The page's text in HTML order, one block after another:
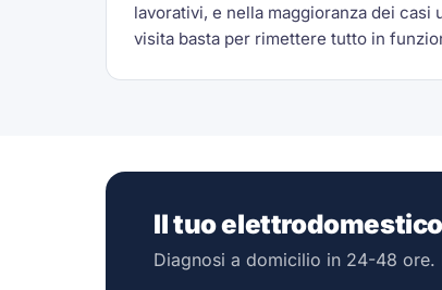
lavorativi, e nella maggioranza dei casi
visita basta per rimettere tutto in
Il tuo
Diagnosi a domicilio in 24-48